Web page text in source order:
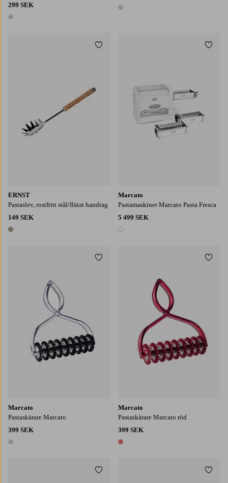
299 SEK
1 färg
1 färg
ERNST
Pastaslev, rostfritt stål/flätat handtag
149 SEK
1 färg
Lägg till i favoriter
Marcato
Pastamaskiner Marcato Pasta Fresca
5 499 SEK
1 färg
Marcato
Pastaskärare Marcato
399 SEK
1 färg
Lägg till i favoriter
Marcato
Pastaskärare Marcato röd
399 SEK
1 färg
Lägg till i favoriter